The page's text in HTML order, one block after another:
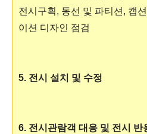
전시구획, 동선 및 파티션, 캡
이션 디자인 점검
5. 전시 설치 및 수정
6. 전시관람객 대응 및 전시 반